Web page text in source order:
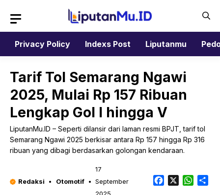
isi
Privacy Policy
Indexs Post Liputanmu
Tarif Tol Semarang Ngawi
2025, Mulai Rp 157 Ribuan
Lengkap Gol I hingga V
LiputanMu.ID – Seperti dilansir dari laman resmi BPJT, tarif tol
Semarang Ngawi 2025 berkisar antara Rp 157 hingga Rp 316
ribuan yang dibagi berdasarkan golongan kendaraan.
Redaksi Otomotif
17
September
Facebook